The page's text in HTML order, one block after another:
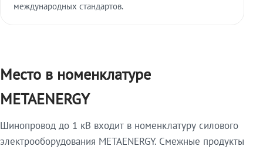
международных стандартов.
Место в номенклатуре
METAENERGY
Шинопровод до 1 кВ входит в номенклатуру силового
электрооборудования METAENERGY. Смежные продукты